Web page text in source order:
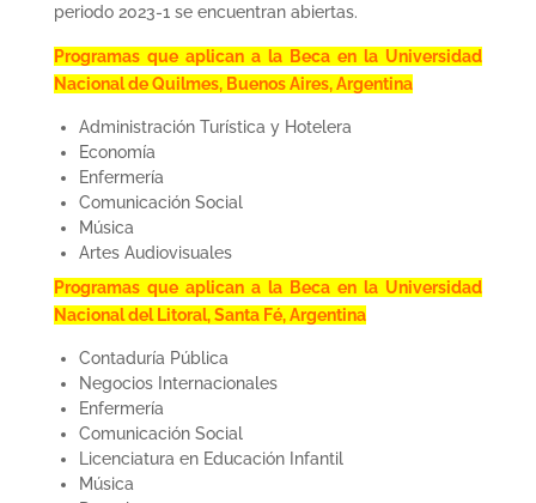
periodo 2023-1 se encuentran abiertas.
Programas que aplican a la Beca en la Universidad
Nacional de Quilmes, Buenos Aires, Argentina
Administración Turística y Hotelera
Economía
Enfermería
Comunicación Social
Música
Artes Audiovisuales
Programas que aplican a la Beca en la Universidad
Nacional del Litoral, Santa Fé, Argentina
Contaduría Pública
Negocios Internacionales
Enfermería
Comunicación Social
Licenciatura en Educación Infantil
Música